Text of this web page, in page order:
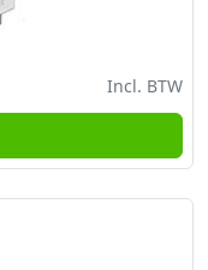
Incl. BTW